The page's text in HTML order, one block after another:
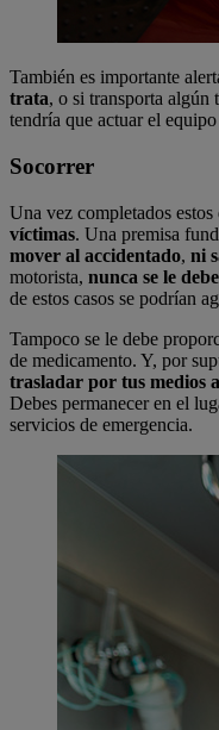
También es importante
trata, o si transporta algún
tendría que actuar el
Socorrer
Una vez completados estos
víctimas. Una premisa
mover al accidentado, ni
motorista, nunca se le
de estos casos se podrían
Tampoco se le debe
de medicamento. Y, por
trasladar por tus medios
Debes permanecer en el
servicios de emergencia.